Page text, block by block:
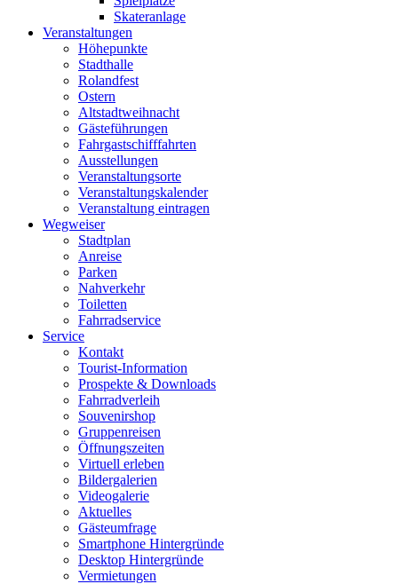
Skateranlage
Veranstaltungen
Höhepunkte
Stadthalle
Rolandfest
Ostern
Altstadtweihnacht
Gästeführungen
Fahrgastschifffahrten
Ausstellungen
Veranstaltungsorte
Veranstaltungskalender
Veranstaltung eintragen
Wegweiser
Stadtplan
Anreise
Parken
Nahverkehr
Toiletten
Fahrradservice
Service
Kontakt
Tourist-Information
Prospekte & Downloads
Fahrradverleih
Souvenirshop
Gruppenreisen
Öffnungszeiten
Virtuell erleben
Bildergalerien
Videogalerie
Aktuelles
Gästeumfrage
Smartphone Hintergründe
Desktop Hintergründe
Vermietungen